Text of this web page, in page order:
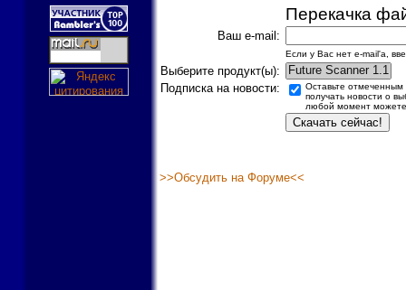
Перекачка
Ваш e-mail:
Если у Вас нет e-mail'а,
Выберите продукт(ы):
Подписка на новости:
Оставьте отмеченным
получать новости о
любой момент
>>Обсудить на Форуме<<